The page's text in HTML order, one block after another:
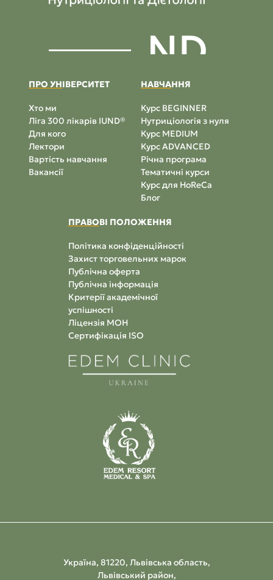
ПРО УНІВЕРСИТЕТ
Хто ми
Ліга 300 лікарів IUND®
Для кого
Лектори
Вартість навчання
Вакансії
НАВЧАННЯ
Курс BEGINNER
Нутриціологія з нуля
Курс MEDIUM
Курс ADVANCED
Річна програма
Тематичні курси
Курс для HoReCa
Блог
ПРАВОВІ ПОЛОЖЕННЯ
Політика конфіденційності
Захист торговельних марок
Публічна оферта
Публічна інформація
Критерії академічної
успішності
Ліцензія МОН
Сертифікація ISO
Україна, 81220, Львівська область,
Львівський район,